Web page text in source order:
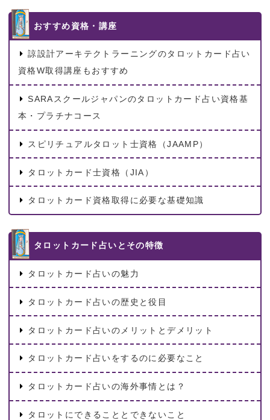
おすすめ資格・講座
諒設計アーキテクトラーニングのタロットカード占い
資格W取得講座もおすすめ
SARAスクールジャパンのタロットカード占い資格基
本・プラチナコース
スピリチュアルタロット士資格（JAAMP）
タロットカード士資格（JIA）
タロットカード資格取得に必要な基礎知識
タロットカード占いとその特徴
タロットカード占いの魅力
タロットカード占いの歴史と役目
タロットカード占いのメリットとデメリット
タロットカード占いをするのに必要なこと
タロットカード占いの海外事情とは？
タロットにできることとできないこと